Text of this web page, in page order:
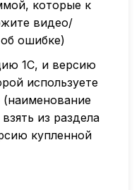
которые к
видео/
ошибке)
1С, и версию
используете
из раздела
купленной